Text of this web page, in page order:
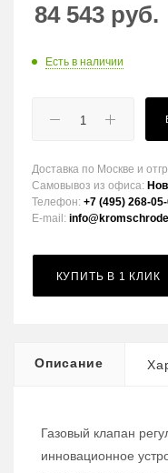
84 543 руб.
Есть в наличии
Доставка по Москве и
Самовывоз из офиса:
Телефон: +7 (495) 268-
E-mail:
КУПИТЬ В 1 КЛИК
Описание
Газовый клапан
инновационное